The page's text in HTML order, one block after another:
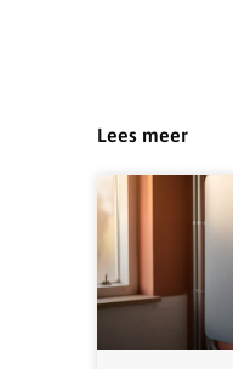
Lees meer